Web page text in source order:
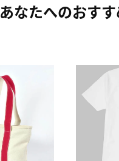
あなたへのおす